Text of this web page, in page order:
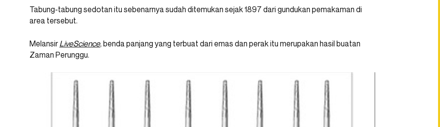
Tabung-tabung sedotan itu sebenarnya sudah ditemukan sejak 1897 dari gundukan pemakaman di
area tersebut.
Melansir LiveScience, benda panjang yang terbuat dari emas dan perak itu merupakan hasil buatan
Zaman Perunggu.